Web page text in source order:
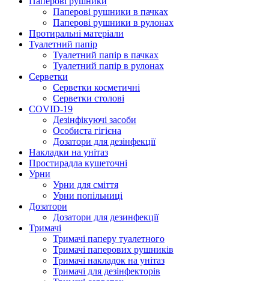
Паперові рушники в пачках
Паперові рушники в рулонах
Протиральні матеріали
Туалетний папір
Туалетний папір в пачках
Туалетний папір в рулонах
Серветки
Серветки косметичні
Серветки столові
COVID-19
Дезінфікуючі засоби
Особиста гігієна
Дозатори для дезінфекції
Накладки на унітаз
Простирадла кушеточні
Урни
Урни для сміття
Урни попільниці
Дозатори
Дозатори для дезинфекції
Тримачі
Тримачі паперу туалетного
Тримачі паперових рушників
Тримачі накладок на унітаз
Тримачі для дезінфекторів